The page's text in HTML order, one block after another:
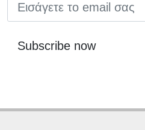
Subscribe now